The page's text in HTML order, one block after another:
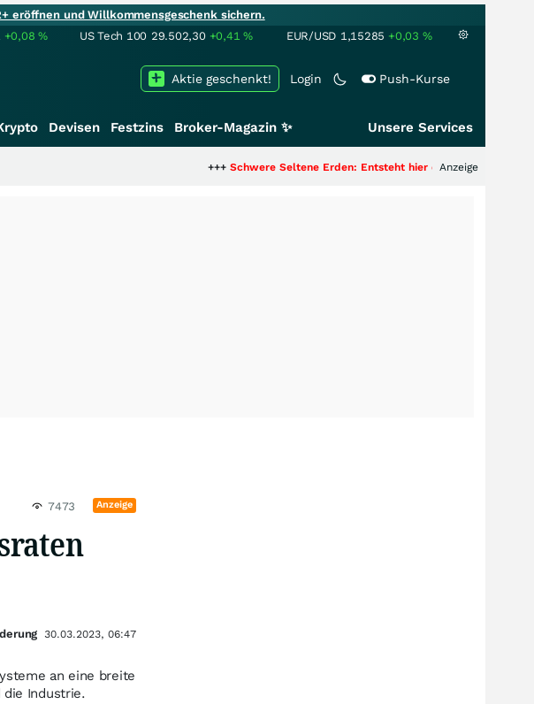
eröffnen und Willkommensgeschenk sichern.
+0,08% US Tech 100 29.502,30 +0,41% EUR/USD 1,15285 +0,03 %
Login Push-Kurse
Aktie geschenkt!
Devisen Festzins Broker-Magazin ✨ Unsere Services
Schwere Seltene Erden: Entsteht hier die nächste Milliardenstory?
Anzeige
7473 Anzeige
an eine breite
Industrie.
30.03.2023, 06:47